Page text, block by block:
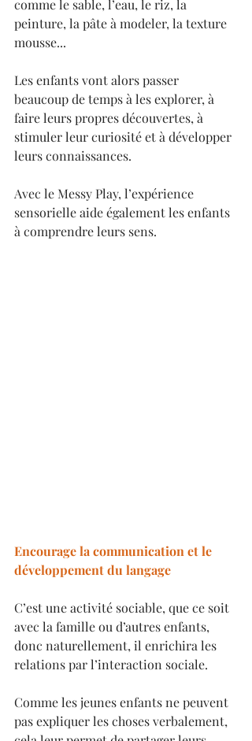
comme le sable, l’eau, le riz, la
peinture, la pâte à modeler, la texture
mousse...
Les enfants vont alors passer
beaucoup de temps à les explorer, à
faire leurs propres découvertes, à
stimuler leur curiosité et à développer
leurs connaissances.
Avec le Messy Play, l’expérience
sensorielle aide également les enfants
à comprendre leurs sens.
Encourage la communication et le
développement du langage
C’est une activité sociable, que ce soit
avec la famille ou d’autres enfants,
donc naturellement, il enrichira les
relations par l’interaction sociale.
Comme les jeunes enfants ne peuvent
pas expliquer les choses verbalement,